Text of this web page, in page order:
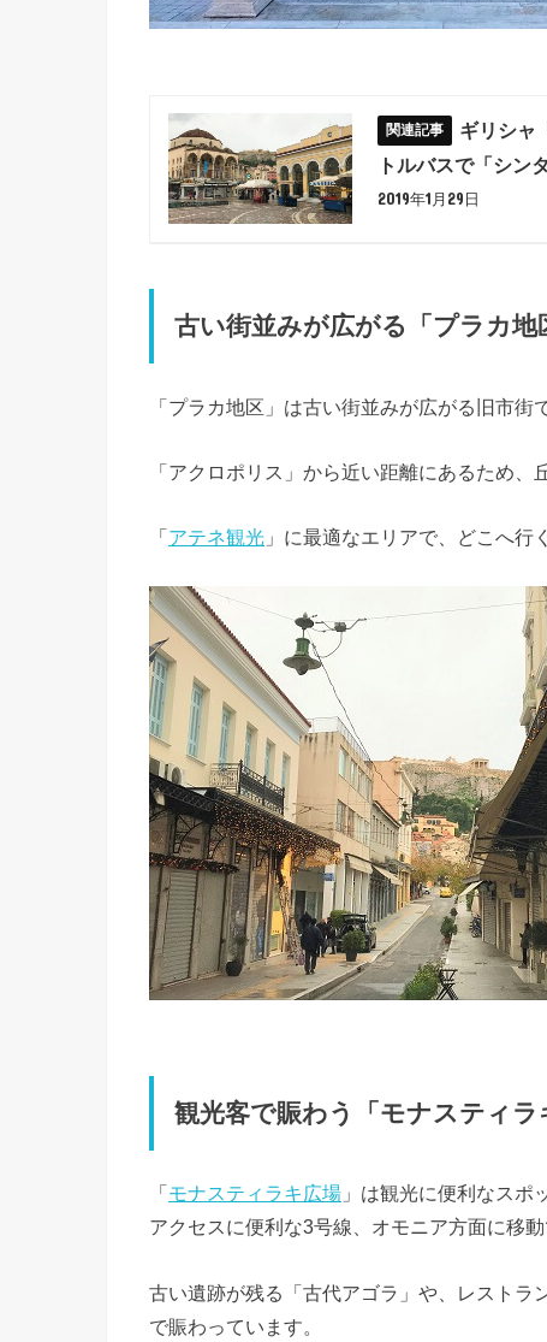
ギリシャ
トルバスで「シン
2019年1月29日
古い街並みが広がる「プラカ地
「プラカ地区」は古い街並みが広がる旧市街
「アクロポリス」から近い距離にあるため、
「アテネ観光 」に最適なエリアで、どこへ行
観光客で賑わう「モナスティラ
「 モナスティラキ広場 」は観光に便利なスポ
アクセスに便利な3号線、オモニア方面に移
古い遺跡が残る「古代アゴラ」や、レストラ
で賑わっています。